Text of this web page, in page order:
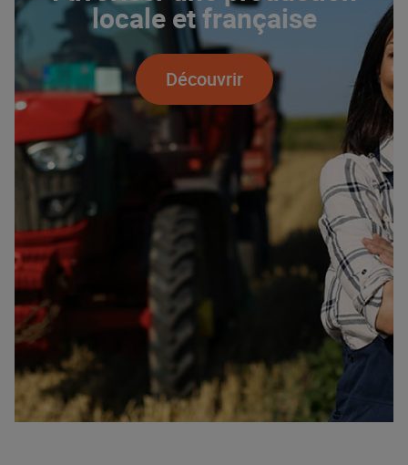
locale et française
Découvrir